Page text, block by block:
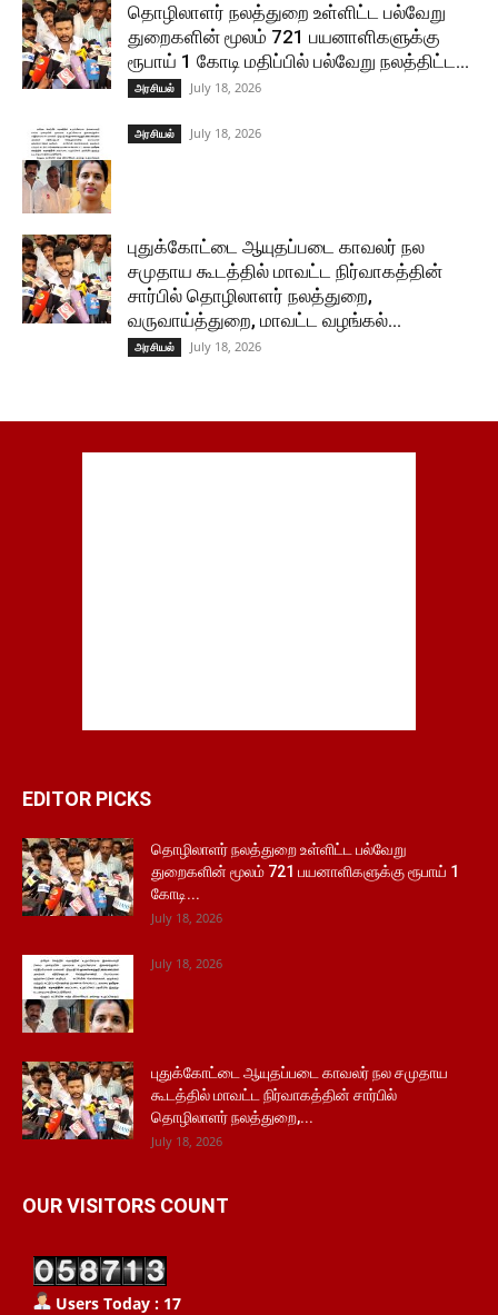
தொழிலாளர் நலத்துறை உள்ளிட்ட பல்வேறு
துறைகளின் மூலம் 721 பயனாளிகளுக்கு
ரூபாய் 1 கோடி மதிப்பில் பல்வேறு நலத்திட்ட...
அரசியல் July 18, 2026
அரசியல் July 18, 2026
புதுக்கோட்டை ஆயுதப்படை காவலர் நல
சமுதாய கூடத்தில் மாவட்ட நிர்வாகத்தின்
சார்பில் தொழிலாளர் நலத்துறை,
வருவாய்த்துறை, மாவட்ட வழங்கல்...
அரசியல் July 18, 2026
EDITOR PICKS
தொழிலாளர் நலத்துறை உள்ளிட்ட பல்வேறு
துறைகளின் மூலம் 721 பயனாளிகளுக்கு ரூபாய் 1
கோடி...
July 18, 2026
July 18, 2026
புதுக்கோட்டை ஆயுதப்படை காவலர் நல சமுதாய
கூடத்தில் மாவட்ட நிர்வாகத்தின் சார்பில்
தொழிலாளர் நலத்துறை,...
July 18, 2026
OUR VISITORS COUNT
Users Today : 17